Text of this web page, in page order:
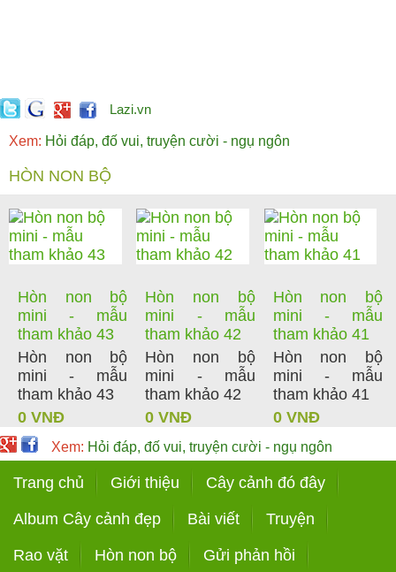
Lazi.vn
Xem: Hỏi đáp, đố vui, truyện cười - ngụ ngôn
HÒN NON BỘ
Hòn non bộ
mini - mẫu
tham khảo 43
Hòn non bộ
mini - mẫu
tham khảo 43
0 VNĐ
Hòn non bộ
mini - mẫu
tham khảo 42
Hòn non bộ
mini - mẫu
tham khảo 42
0 VNĐ
Hòn non bộ
mini - mẫu
tham khảo 41
Hòn non bộ
mini - mẫu
tham khảo 41
0 VNĐ
Xem: Hỏi đáp, đố vui, truyện cười - ngụ ngôn
Trang chủ Giới thiệu Cây cảnh đó đây
Album Cây cảnh đẹp Bài viết Truyện
Rao vặt Hòn non bộ Gửi phản hồi